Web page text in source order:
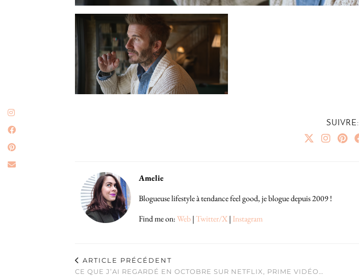
SUIVRE:
Amelie
Blogueuse lifestyle à tendance feel good, je blogue depuis 2009 !
Find me on:Web|Twitter/X| Instagram
ARTICLE PRÉCÉDENT
CE QUE J’AI REGARDÉ EN OCTOBRE SUR NETFLIX, PRIME VIDÉO…